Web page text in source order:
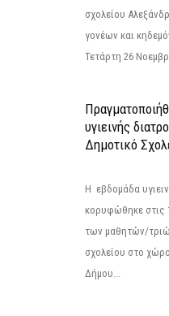
σχολείου
γονέων και
Τετάρτη 26
υγιεινής
Δημοτικό
Η εβδομάδα
κορυφώθηκε στις
των μαθητών/
σχολείου στο
Δήμου...